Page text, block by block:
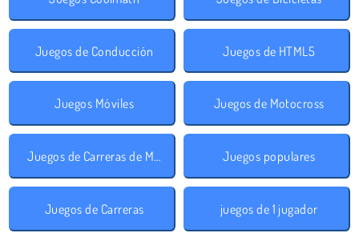
Juegos de Conducción Juegos de HTML5
Juegos Móviles Juegos de Motocross
Juegos de Carreras de Motos Juegos populares
Juegos de Carreras juegos de 1 jugador